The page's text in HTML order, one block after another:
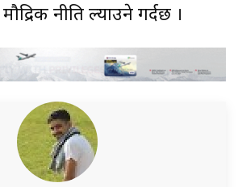
नीति ल्याउने गर्दछ ।